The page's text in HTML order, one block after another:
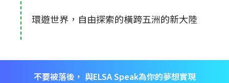
環遊世界，自由探索的橫跨五洲的新大陸
不要被落後， 與ELSA Speak為你的夢想實現